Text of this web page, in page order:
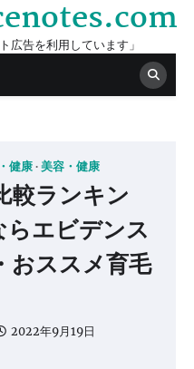
広告を利用しています」
健康 美容・健康
較ランキン
らエビデンス
おススメ育毛
2022年9月19日